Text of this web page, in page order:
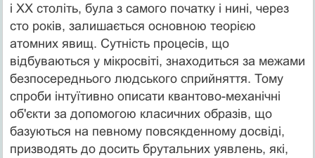
і XX століть, була з самого початку і нині, через
сто років, залишається основною теорією
атомних явищ. Сутність процесів, що
відбуваються у мікросвіті, знаходиться за межами
безпосереднього людського сприйняття. Тому
спроби інтуїтивно описати квантово-механічні
об'єкти за допомогою класичних образів, що
базуються на певному повсякденному досвіді,
призводять до досить брутальних уявлень, які,